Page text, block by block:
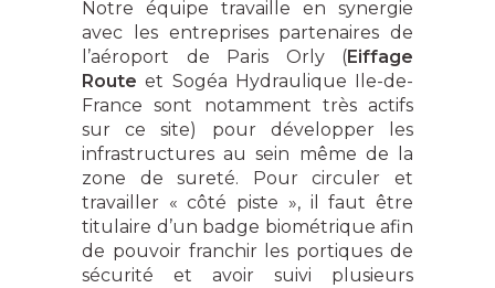
Notre équipe travaille en synergie
avec les entreprises partenaires de
l’aéroport de Paris Orly (Eiffage
Route et Sogéa Hydraulique Ile-de-
France sont notamment très actifs
sur ce site) pour développer les
infrastructures au sein même de la
zone de sureté. Pour circuler et
travailler « côté piste », il faut être
titulaire d’un badge biométrique afin
de pouvoir franchir les portiques de
sécurité et avoir suivi plusieurs